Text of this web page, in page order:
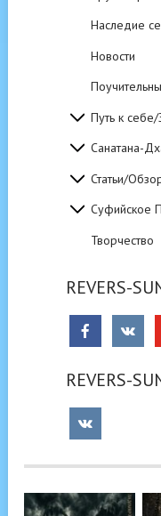
Наследие
Новости
Путь к себе/
Санатана-
Статьи/
Суфийское
Творчество
REVERS-
REVERS-